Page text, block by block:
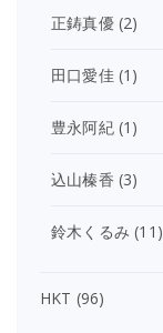
正鋳真優(2)
田口愛佳(1)
豊永阿紀(1)
込山榛香 (3)
鈴木くるみ (11)
HKT (96)